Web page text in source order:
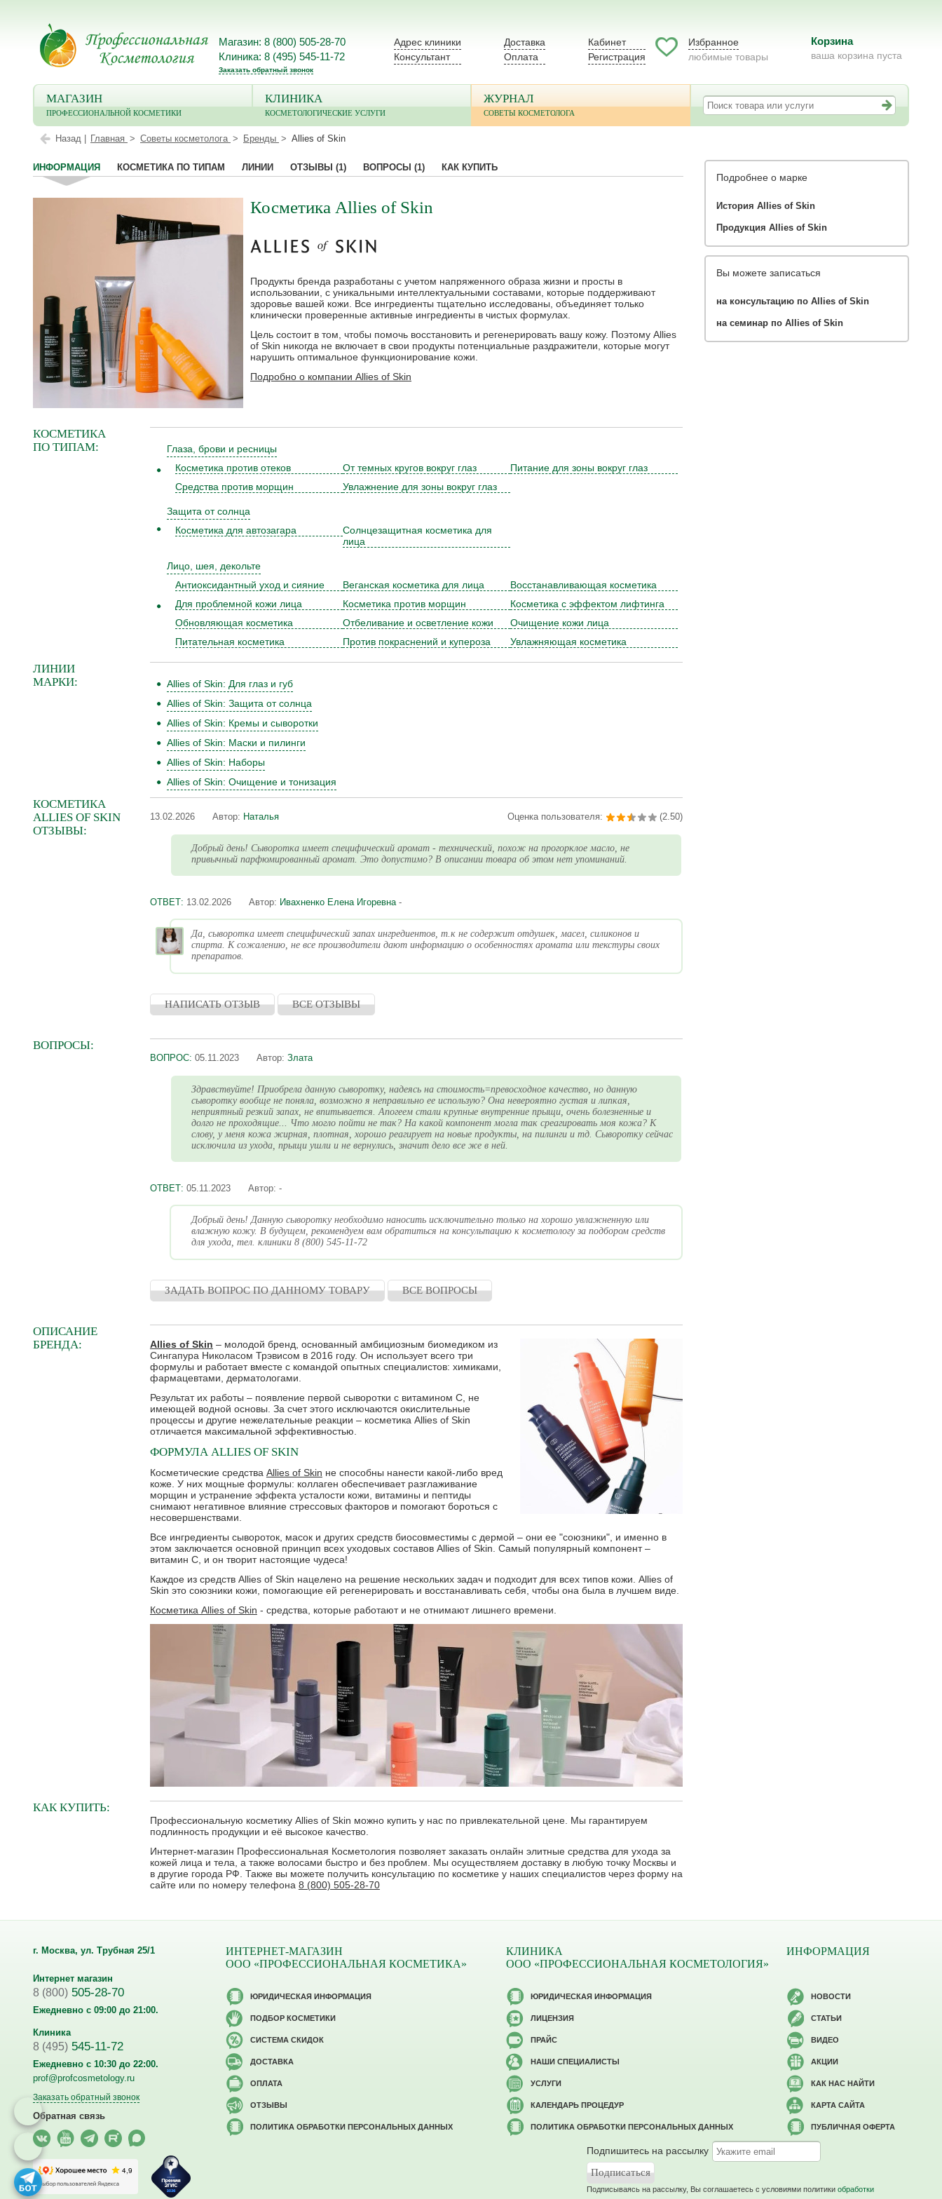
Магазин: 8 (800) 505-28-70
Клиника: 8 (495) 545-11-72
Заказать обратный звонок
Адрес клиники
Консультант
Доставка
Оплата
Кабинет
Регистрация
Избранное
любимые товары
Корзина
ваша корзина пуста
МАГАЗИН
ПРОФЕССИОНАЛЬНОЙ КОСМЕТИКИ
КЛИНИКА
КОСМЕТОЛОГИЧЕСКИЕ УСЛУГИ
ЖУРНАЛ
СОВЕТЫ КОСМЕТОЛОГА
Назад | Главная Советы косметолога Бренды Allies of Skin
ИНФОРМАЦИЯ КОСМЕТИКА ПО ТИПАМ ЛИНИИ ОТЗЫВЫ (1) ВОПРОСЫ (1) КАК КУПИТЬ
Косметика Allies of Skin
Продукты бренда разработаны с учетом напряженного образа жизни и просты в
использовании, с уникальными интеллектуальными составами, которые поддерживают
здоровье вашей кожи. Все ингредиенты тщательно исследованы, объединяет только
клинически проверенные активные ингредиенты в чистых формулах.
Цель состоит в том, чтобы помочь восстановить и регенерировать вашу кожу. Поэтому Allies
of Skin никогда не включает в свои продукты потенциальные раздражители, которые могут
нарушить оптимальное функционирование кожи.
Подробно о компании Allies of Skin
КОСМЕТИКА
ПО ТИПАМ:
Глаза, брови и ресницы
Косметика против отеков
От темных кругов вокруг глаз
Питание для зоны вокруг глаз
Средства против морщин
Увлажнение для зоны вокруг глаз
Защита от солнца
Косметика для автозагара
Солнцезащитная косметика для
лица
Лицо, шея, декольте
Антиоксидантный уход и сияние
Веганская косметика для лица
Восстанавливающая косметика
Для проблемной кожи лица
Косметика против морщин
Косметика с эффектом лифтинга
Обновляющая косметика
Отбеливание и осветление кожи
Очищение кожи лица
Питательная косметика
Против покраснений и купероза Увлажняющая косметика
ЛИНИИ
МАРКИ:
Allies of Skin: Для глаз и губ
Allies of Skin: Защита от солнца
Allies of Skin: Кремы и сыворотки
Allies of Skin: Маски и пилинги
Allies of Skin: Наборы
Allies of Skin: Очищение и тонизация
КОСМЕТИКА
ALLIES OF SKIN
ОТЗЫВЫ:
13.02.2026 Автор: Наталья Оценка пользователя: (2.50)
Добрый день! Сыворотка имеет специфический аромат - технический, похож на прогорклое масло, не
привычный парфюмированный аромат. Это допустимо? В описании товара об этом нет упоминаний.
ОТВЕТ: 13.02.2026 Автор: Ивахненко Елена Игоревна-
Да, сыворотка имеет специфический запах ингредиентов, т.к не содержит отдушек, масел, силиконов и
спирта. К сожалению, не все производители дают информацию о особенностях аромата или текстуры своих
препаратов.
НАПИСАТЬ ОТЗЫВ ВСЕ ОТЗЫВЫ
ВОПРОСЫ:
ВОПРОС: 05.11.2023 Автор: Злата
Здравствуйте! Приобрела данную сыворотку, надеясь на стоимость=превосходное качество, но данную
сыворотку вообще не поняла, возможно я неправильно ее использую? Она невероятно густая и липкая,
неприятный резкий запах, не впитывается. Апогеем стали крупные внутренние прыщи, очень болезненные и
долго не проходящие... Что могло пойти не так? На какой компонент могла так среагировать моя кожа? К
слову, у меня кожа жирная, плотная, хорошо реагирует на новые продукты, на пилинги и тд. Сыворотку сейчас
исключила из ухода, прыщи ушли и не вернулись, значит дело все же в ней.
ОТВЕТ: 05.11.2023 Автор: -
Добрый день! Данную сыворотку необходимо наносить исключительно только на хорошо увлажненную или
влажную кожу. В будущем, рекомендуем вам обратиться на консультацию к косметологу за подбором средств
для ухода, тел. клиники 8 (800) 545-11-72
ЗАДАТЬ ВОПРОС ПО ДАННОМУ ТОВАРУ ВСЕ ВОПРОСЫ
ОПИСАНИЕ
БРЕНДА:
Allies of Skin – молодой бренд, основанный амбициозным биомедиком из
Сингапура Николасом Трэвисом в 2016 году. Он использует всего три
формулы и работает вместе с командой опытных специалистов: химиками,
фармацевтами, дерматологами.
Результат их работы – появление первой сыворотки с витамином С, не
имеющей водной основы. За счет этого исключаются окислительные
процессы и другие нежелательные реакции – косметика Allies of Skin
отличается максимальной эффективностью.
ФОРМУЛА ALLIES OF SKIN
Косметические средства Allies of Skin не способны нанести какой-либо вред
коже. У них мощные формулы: коллаген обеспечивает разглаживание
морщин и устранение эффекта усталости кожи, витамины и пептиды
снимают негативное влияние стрессовых факторов и помогают бороться с
несовершенствами.
Все ингредиенты сывороток, масок и других средств биосовместимы с дермой – они ее "союзники", и именно в
этом заключается основной принцип всех уходовых составов Allies of Skin. Самый популярный компонент –
витамин С, и он творит настоящие чудеса!
Каждое из средств Allies of Skin нацелено на решение нескольких задач и подходит для всех типов кожи. Allies of
Skin это союзники кожи, помогающие ей регенерировать и восстанавливать себя, чтобы она была в лучшем виде.
Косметика Allies of Skin - средства, которые работают и не отнимают лишнего времени.
КАК КУПИТЬ:
Профессиональную косметику Allies of Skin можно купить у нас по привлекательной цене. Мы гарантируем
подлинность продукции и её высокое качество.
Интернет-магазин Профессиональная Косметология позволяет заказать онлайн элитные средства для ухода за
кожей лица и тела, а также волосами быстро и без проблем. Мы осуществляем доставку в любую точку Москвы и
в другие города РФ. Также вы можете получить консультацию по косметике у наших специалистов через форму на
сайте или по номеру телефона 8 (800) 505-28-70
Подробнее о марке
История Allies of Skin
Продукция Allies of Skin
Вы можете записаться
на консультацию по Allies of Skin
на семинар по Allies of Skin
г. Москва, ул. Трубная 25/1
Интернет магазин
8 (800) 505-28-70
Ежедневно с 09:00 до 21:00.
Клиника
8 (495) 545-11-72
Ежедневно с 10:30 до 22:00.
prof@profcosmetology.ru
Заказать обратный звонок
Обратная связь
ИНТЕРНЕТ-МАГАЗИН
ООО «ПРОФЕССИОНАЛЬНАЯ КОСМЕТИКА»
ЮРИДИЧЕСКАЯ ИНФОРМАЦИЯ
ПОДБОР КОСМЕТИКИ
CИСТЕМА СКИДОК
ДОСТАВКА
ОПЛАТА
ОТЗЫВЫ
ПОЛИТИКА ОБРАБОТКИ ПЕРСОНАЛЬНЫХ ДАННЫХ
КЛИНИКА
ООО «ПРОФЕССИОНАЛЬНАЯ КОСМЕТОЛОГИЯ»
ЮРИДИЧЕСКАЯ ИНФОРМАЦИЯ
ЛИЦЕНЗИЯ
ПРАЙС
НАШИ СПЕЦИАЛИСТЫ
УСЛУГИ
КАЛЕНДАРЬ ПРОЦЕДУР
ПОЛИТИКА ОБРАБОТКИ ПЕРСОНАЛЬНЫХ ДАННЫХ
ИНФОРМАЦИЯ
НОВОСТИ
СТАТЬИ
ВИДЕО
АКЦИИ
КАК НАС НАЙТИ
КАРТА САЙТА
ПУБЛИЧНАЯ ОФЕРТА
Подпишитесь на рассылку
Подписываясь на рассылку, Вы соглашаетесь c условиями политики обработки